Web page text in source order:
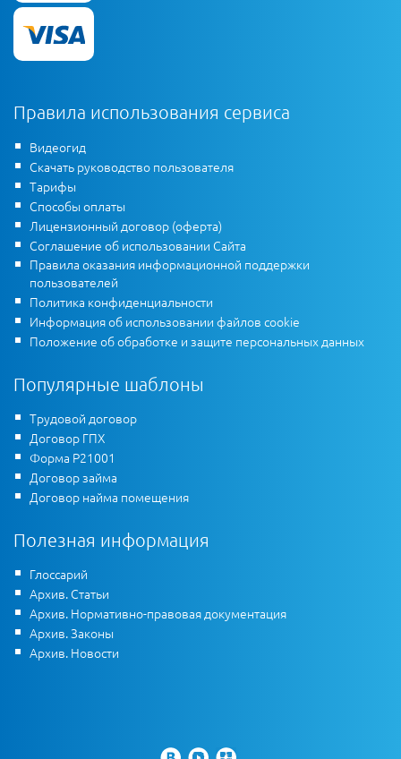
Правила использования сервиса
Видеогид
Скачать руководство пользователя
Тарифы
Способы оплаты
Лицензионный договор (оферта)
Соглашение об использовании Сайта
Правила оказания информационной поддержки
пользователей
Политика конфиденциальности
Информация об использовании файлов cookie
Положение об обработке и защите персональных данных
Популярные шаблоны
Трудовой договор
Договор ГПХ
Форма Р21001
Договор займа
Договор найма помещения
Полезная информация
Глоссарий
Архив. Статьи
Архив. Нормативно-правовая документация
Архив. Законы
Архив. Новости